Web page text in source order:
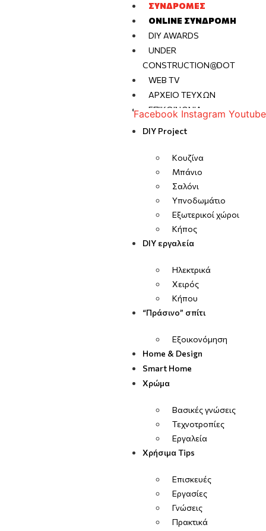
ΣΥΝΔΡΟΜΈΣ
ONLINE ΣΥΝΔΡΟΜΉ
DIY AWARDS
UNDER
CONSTRUCTION@DOT
WEB TV
ΑΡΧΕΊΟ ΤΕΥΧΏΝ
ΕΠΙΚΟΙΝΩΝΊΑ
Facebook Instagram Youtube
DIY Project
Κουζίνα
Μπάνιο
Σαλόνι
Υπνοδωμάτιο
Εξωτερικοί χώροι
Κήπος
DIY εργαλεία
Ηλεκτρικά
Χειρός
Κήπου
“Πράσινο” σπίτι
Εξοικονόμηση
Home & Design
Smart Home
Χρώμα
Βασικές γνώσεις
Τεχνοτροπίες
Εργαλεία
Χρήσιμα Tips
Επισκευές
Εργασίες
Γνώσεις
Πρακτικά